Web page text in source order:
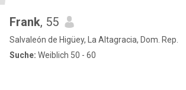
Frank, 55
Salvaleón de Higüey, La Altagracia, Dom. Rep.
Suche: Weiblich 50 - 60